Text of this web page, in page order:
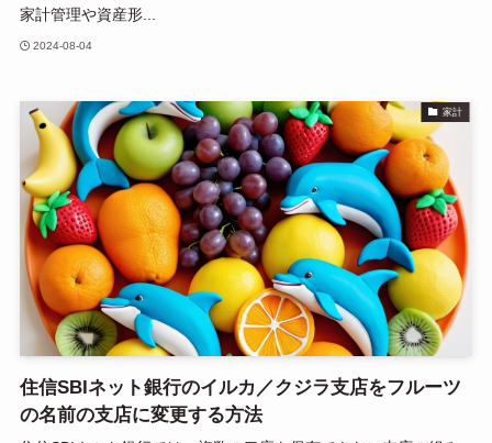
家計管理や資産形...
2024-08-04
家計
住信SBIネット銀行のイルカ／クジラ支店をフルーツ
の名前の支店に変更する方法